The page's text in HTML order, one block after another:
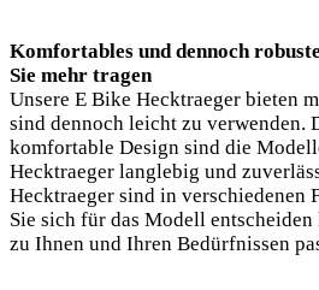
Komfortables und dennoch
Sie mehr tragen
Unsere E Bike Hecktraeger bieten
sind dennoch leicht zu verwenden.
komfortable Design sind die
Hecktraeger langlebig und
Hecktraeger sind in verschiedenen
Sie sich für das Modell entscheiden
zu Ihnen und Ihren Bedürfnissen